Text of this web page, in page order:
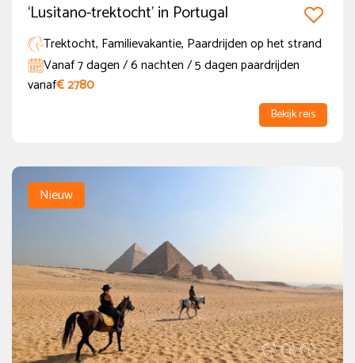
‘Lusitano-trektocht’ in Portugal
Trektocht, Familievakantie, Paardrijden op het strand
Vanaf 7 dagen / 6 nachten / 5 dagen paardrijden
vanaf€ 2780
Bekijk reis
Nieuw